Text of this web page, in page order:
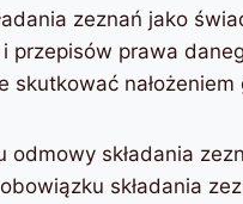
zeznań jako
przepisów prawa
skutkować
odmowy składania
składania